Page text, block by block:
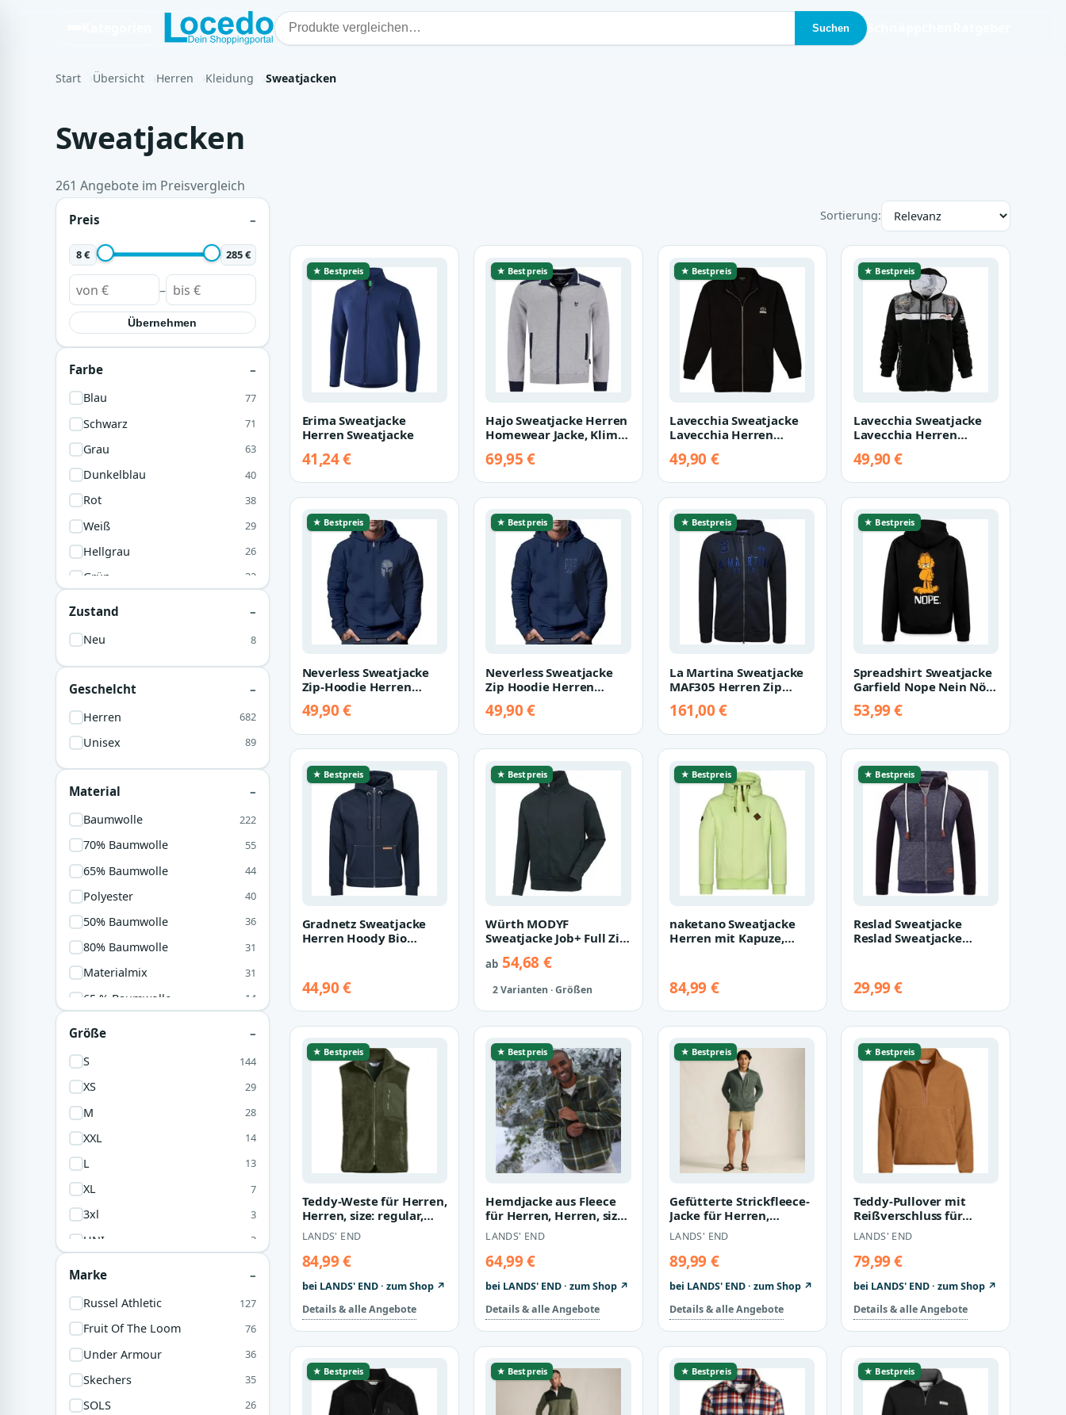
Suchen
Start Übersicht Herren Kleidung Sweatjacken
Sweatjacken
261 Angebote im Preisvergleich
Preis
8 € 285 €
–
Übernehmen
Farbe
Blau 77
Schwarz 71
Grau 63
Dunkelblau 40
Rot 38
Weiß 29
Hellgrau 26
Grün 22
Zustand
Neu 8
Geschelcht
Herren 682
Unisex 89
Material
Baumwolle 222
70% Baumwolle 55
65% Baumwolle 44
Polyester 40
50% Baumwolle 36
80% Baumwolle 31
Materialmix 31
65 % Baumwolle 14
67% Baumwolle 3
Jersey 2
61% Baumwolle 1
Größe
S 144
XS 29
M 28
XXL 14
L 13
XL 7
3xl 3
UNI 3
Marke
Russel Athletic 127
Fruit Of The Loom 76
Under Armour 36
Skechers 35
SOLS 26
Sortierung:
★ Bestpreis
Erima Sweatjacke
Herren Sweatjacke
41,24 €
★ Bestpreis
Hajo Sweatjacke Herren
Homewear Jacke, Klima-
69,95 €
★ Bestpreis
Lavecchia Sweatjacke
Lavecchia Herren
(Schwarz…
49,90 €
★ Bestpreis
Lavecchia Sweatjacke
Lavecchia Herren
(Black,…
49,90 €
★ Bestpreis
Neverless Sweatjacke
Zip-Hoodie Herren
Kapuze Print…
49,90 €
★ Bestpreis
Neverless Sweatjacke
Zip Hoodie Herren
Print Auf…
49,90 €
★ Bestpreis
La Martina Sweatjacke
MAF305 Herren Zip
Training…
161,00 €
★ Bestpreis
Spreadshirt Sweatjacke
Garfield Nope Nein Nö
Kapuzenj…
53,99 €
★ Bestpreis
Gradnetz Sweatjacke
Herren Hoody Bio
44,90 €
★ Bestpreis
Würth MODYF
Sweatjacke Job+ Full Zip
Freizeit Klass…
ab 54,68 €
2 Varianten · Größen
★ Bestpreis
naketano Sweatjacke
Herren mit Kapuze,
84,99 €
★ Bestpreis
Reslad Sweatjacke
Reslad Sweatjacke
29,99 €
★ Bestpreis
Teddy-Weste für Herren,
Herren, size: regular,
Grün, Polyester, by Lan…
LANDS' END
84,99 €
bei LANDS' END · zum Shop ↗
Details & alle Angebote
★ Bestpreis
Hemdjacke aus Fleece
für Herren, Herren, size:
regular, Braun, Polyest…
LANDS' END
64,99 €
bei LANDS' END · zum Shop ↗
Details & alle Angebote
★ Bestpreis
Gefütterte Strickfleece-
Jacke für Herren,
Herren, size: regular,
Blau,…
LANDS' END
89,99 €
bei LANDS' END · zum Shop ↗
Details & alle Angebote
★ Bestpreis
Teddy-Pullover mit
Reißverschluss für
Herren, Herren, size:
regular, B…
LANDS' END
79,99 €
bei LANDS' END · zum Shop ↗
Details & alle Angebote
★ Bestpreis ★ Bestpreis ★ Bestpreis ★ Bestpreis